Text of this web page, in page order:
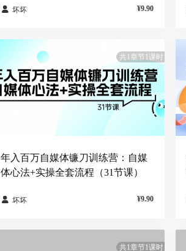
 坏坏 ¥9.90
共1章节1课时
年入百万自媒体镰刀训练营：自媒
体心法+实操全套流程（31节课）
 坏坏 ¥9.90
共1章节1课时